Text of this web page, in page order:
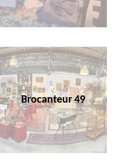
Brocanteur 49